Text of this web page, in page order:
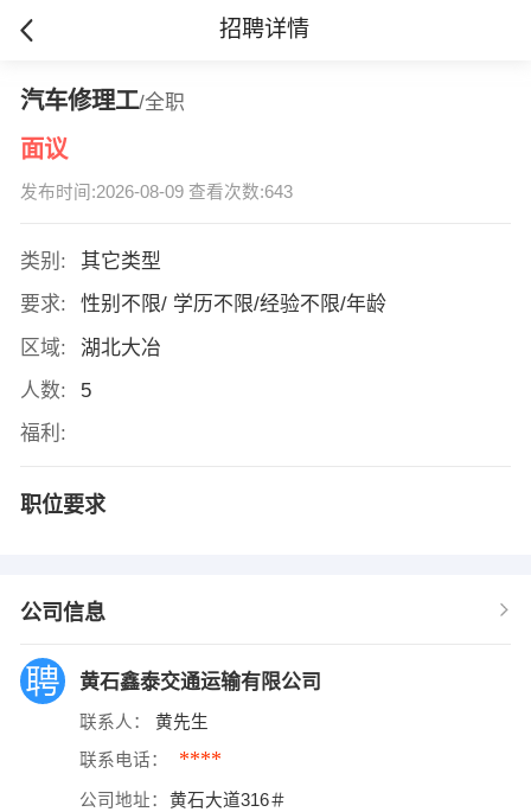
招聘详情
汽车修理工/全职
面议
发布时间:2026-08-09 查看次数:643
类别:
其它类型
要求:
性别不限/ 学历不限/经验不限/年龄
区域:
湖北大冶
人数:
5
福利:
职位要求
公司信息
黄石鑫泰交通运输有限公司
联系人： 黄先生
联系电话： ****
公司地址： 黄石大道316＃